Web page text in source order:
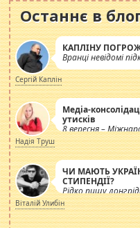
Останнє в
КАПЛІНУ
Вранці невідомі
Сергій Каплін
Медіа-
утисків
8 вересня –
журналістів.
Надія Труш
ЧИ МАЮТЬ
СТИПЕНДІЇ?
Рідко пишу
просто дістало!
навколо
роздувається ще
Віталій Улибін